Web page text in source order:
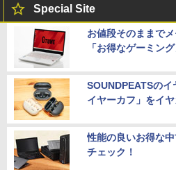
Special Site
お値段そのままで
「お得なゲーミング
SOUNDPEATSの
イヤーカフ」をイ
性能の良いお得な
チェック！